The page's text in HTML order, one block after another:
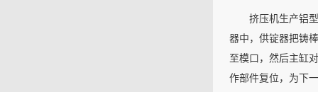
挤压机生产铝
器中，供锭器把铸
至模口，然后主缸
作部件复位，为下